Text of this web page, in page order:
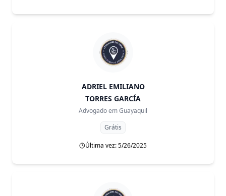
ADRIEL EMILIANO
TORRES GARCÍA
Advogado emGuayaquil
Grátis
Última vez: 5/26/2025